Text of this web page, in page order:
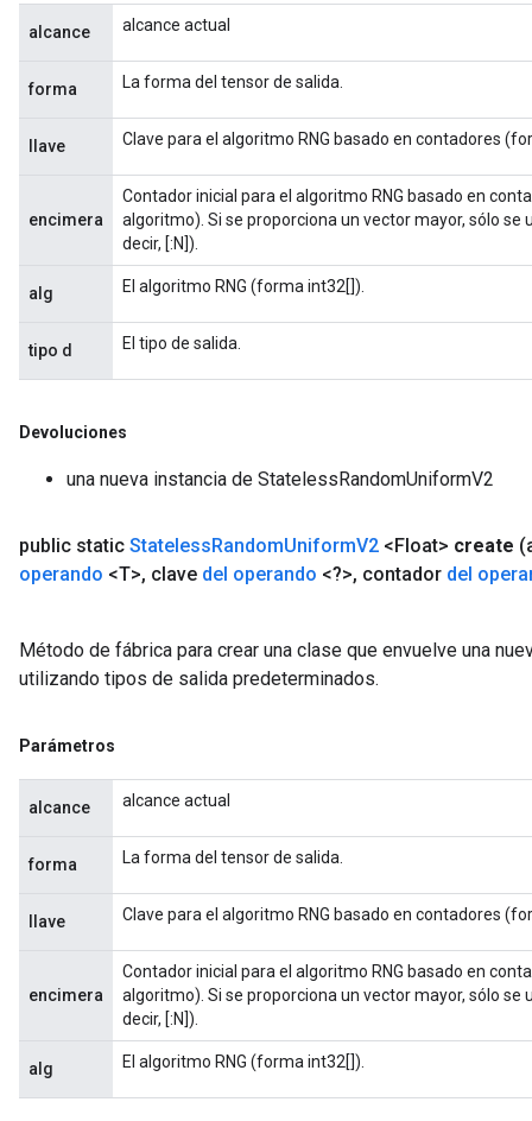
alcance alcance actual
forma La forma del tensor de salida.
llave Clave para el algoritmo RNG basado en contadores
encimera
Contador inicial para el algoritmo RNG basado en
algoritmo). Si se proporciona un vector mayor, sólo
decir, [:N]).
alg El algoritmo RNG (forma int32[]).
tipo d El tipo de salida.
Devoluciones
una nueva instancia de StatelessRandomUniformV2
public static StatelessRandomUniformV2 <Float> create
operando <T>, clave del operando <?>, contador del
Método de fábrica para crear una clase que envuelve una
utilizando tipos de salida predeterminados.
Parámetros
alcance alcance actual
forma La forma del tensor de salida.
llave Clave para el algoritmo RNG basado en contadores
encimera
Contador inicial para el algoritmo RNG basado en
algoritmo). Si se proporciona un vector mayor, sólo
decir, [:N]).
alg El algoritmo RNG (forma int32[]).